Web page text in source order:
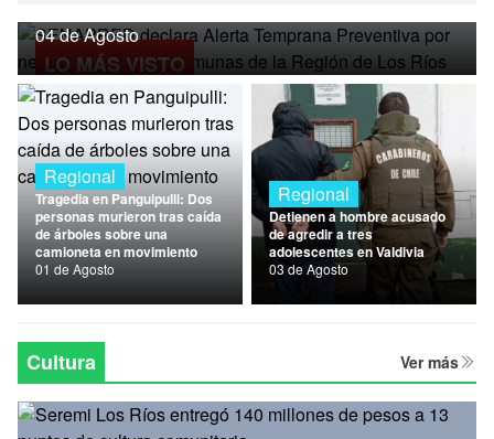
Inicio
Cultura
Deportes
Economía
Entrevistas
Nacional
Política
Regional
LO MÁS VISTO
04 de Agosto
Regional
Tragedia en Panguipulli: Dos
personas murieron tras caída
de árboles sobre una
camioneta en movimiento
01 de Agosto
Regional
Detienen a hombre acusado
de agredir a tres
adolescentes en Valdivia
03 de Agosto
Cultura Ver más